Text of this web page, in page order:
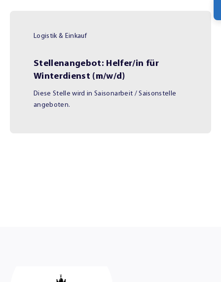
Logistik & Einkauf
Stellenangebot: Helfer/in für
Winterdienst (m/w/d)
Diese Stelle wird inSaisonarbeit / Saisonstelle
angeboten.